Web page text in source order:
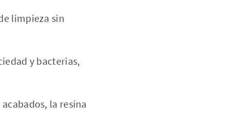
limpieza sin
y bacterias,
la resina